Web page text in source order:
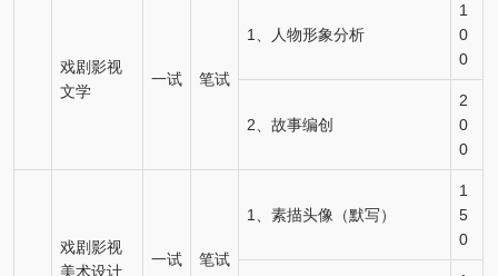
戏剧影视
文学
一试 笔试
1、人物形象分析
1
0
0
2、故事编创
2
0
0
戏剧影视
美术设计
一试 笔试
1、素描头像（默写）
1
5
0